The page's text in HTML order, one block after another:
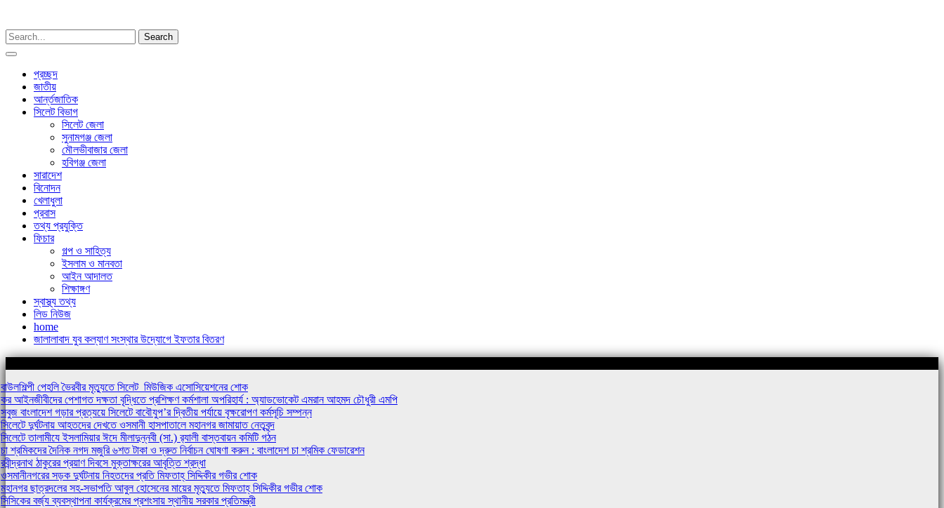
প্রচ্ছদ
জাতীয়
আর্ন্তজাতিক
সিলেট বিভাগ
সিলেট জেলা
সুনামগঞ্জ জেলা
মৌলভীবাজার জেলা
হবিগঞ্জ জেলা
সারাদেশ
বিনোদন
খেলাধুলা
প্রবাস
তথ্য প্রযুক্তি
ফিচার
গল্প ও সাহিত্য
ইসলাম ও মানবতা
আইন আদালত
শিক্ষাঙ্গণ
স্বাস্থ্য তথ্য
লিড নিউজ
home
জালালাবাদ যুব কল্যাণ সংস্থার উদ্যোগে ইফতার বিতরণ
বাউলশিল্পী পেহলি ভৈরবীর মৃত্যুতে সিলেট মিউজিক এসোসিয়েশনের শোক
কর আইনজীবীদের পেশাগত দক্ষতা বৃদ্ধিতে প্রশিক্ষণ কর্মশালা অপরিহার্য : অ্যাডভোকেট এমরান আহমদ চৌধুরী এমপি
সবুজ বাংলাদেশ গড়ার প্রত্যয়ে সিলেটে বাবৌযুপ’র দ্বিতীয় পর্যায়ে বৃক্ষরোপণ কর্মসূচি সম্পন্ন
সিলেটে দুর্ঘটনায় আহতদের দেখতে ওসমানী হাসপাতালে মহানগর জামায়াত নেতৃবৃন্দ
সিলেটে তালামীযে ইসলামিয়ার ঈদে মীলাদুন্নবী (সা.) র‌্যালী বাস্তবায়ন কমিটি গঠন
চা শ্রমিকদের দৈনিক নগদ মজুরি ৬শত টাকা ও দ্রুত নির্বাচন ঘোষণা করুন : বাংলাদেশ চা শ্রমিক ফেডারেশন
রবীন্দ্রনাথ ঠাকুরের প্রয়াণ দিবসে মুক্তাক্ষরের আবৃত্তি শ্রদ্ধা
ওসমানীনগরের সড়ক দুর্ঘটনায় নিহতদের প্রতি মিফতাহ্ সিদ্দিকীর গভীর শোক
মহানগর ছাত্রদলের সহ-সভাপতি আবুল হোসেনের মায়ের মৃত্যুতে মিফতাহ্ সিদ্দিকীর গভীর শোক
সিসিকের বর্জ্য ব্যবস্থাপনা কার্যক্রমের প্রশংসায় স্থানীয় সরকার প্রতিমন্ত্রী